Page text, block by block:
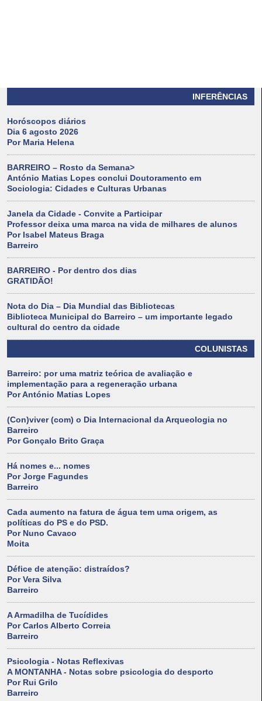
INFERÊNCIAS
Horóscopos diários
Dia 6 agosto 2026
Por Maria Helena
BARREIRO – Rosto da Semana>
António Matias Lopes conclui Doutoramento em
Sociologia: Cidades e Culturas Urbanas
Janela da Cidade - Convite a Participar
Professor deixa uma marca na vida de milhares de alunos
Por Isabel Mateus Braga
Barreiro
BARREIRO - Por dentro dos dias
GRATIDÃO!
Nota do Dia – Dia Mundial das Bibliotecas
Biblioteca Municipal do Barreiro – um importante legado
cultural do centro da cidade
COLUNISTAS
Barreiro: por uma matriz teórica de avaliação e
implementação para a regeneração urbana
Por António Matias Lopes
(Con)viver (com) o Dia Internacional da Arqueologia no
Barreiro
Por Gonçalo Brito Graça
Há nomes e... nomes
Por Jorge Fagundes
Barreiro
Cada aumento na fatura de água tem uma origem, as
políticas do PS e do PSD.
Por Nuno Cavaco
Moita
Défice de atenção: distraídos?
Por Vera Silva
Barreiro
A Armadilha de Tucídides
Por Carlos Alberto Correia
Barreiro
Psicologia - Notas Reflexivas
A MONTANHA - Notas sobre psicologia do desporto
Por Rui Grilo
Barreiro